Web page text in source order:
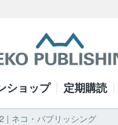
ショップ 定期購読
| ネコ・パブリッシング